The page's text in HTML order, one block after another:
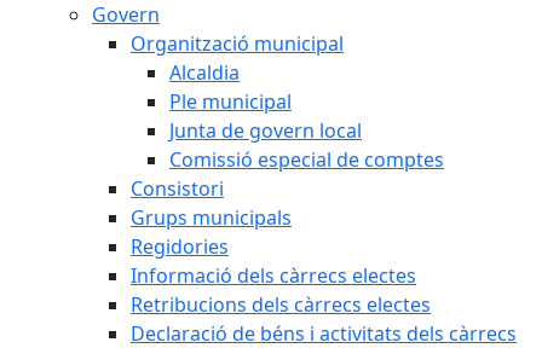
Govern
Organització municipal
Alcaldia
Ple municipal
Junta de govern local
Comissió especial de comptes
Consistori
Grups municipals
Regidories
Informació dels càrrecs electes
Retribucions dels càrrecs electes
Declaració de béns i activitats dels càrrecs